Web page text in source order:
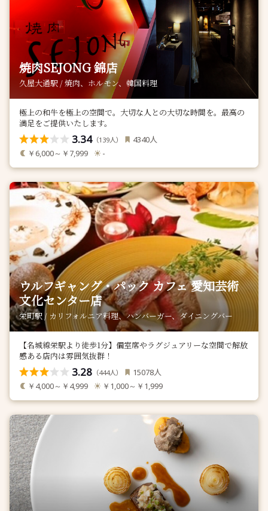
焼肉SEJONG 錦店
久屋大通駅 / 焼肉、ホルモン、韓国料理
極上の和牛を極上の空間で。大切な人との大切な時間を。最高の
満足をご提供いたします。
3.34（139人） 4340人
￥6,000～￥7,999 -
ウルフギャング・パック カフェ 愛知芸術
文化センター店
栄町駅 / カリフォルニア料理、ハンバーガー、ダイニングバー
【名城線栄駅より徒歩1分】個室席やラグジュアリーな空間で解放
感ある店内は雰囲気抜群！
3.28 （444人） 15078人
￥4,000～￥4,999 ￥1,000～￥1,999